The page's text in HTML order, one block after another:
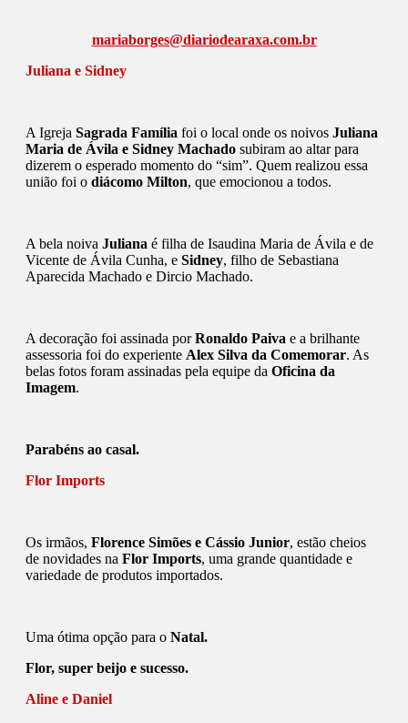
mariaborges@diariodearaxa.com.br
Juliana e Sidney
A Igreja Sagrada Família foi o local onde os noivos Juliana
Maria de Ávila e Sidney Machado subiram ao altar para
dizerem o esperado momento do “sim”. Quem realizou essa
união foi o diácomo Milton, que emocionou a todos.
A bela noiva Juliana é filha de Isaudina Maria de Ávila e de
Vicente de Ávila Cunha, e Sidney, filho de Sebastiana
Aparecida Machado e Dircio Machado.
A decoração foi assinada porRonaldo Paiva e a brilhante
assessoria foi do experiente Alex Silva da Comemorar. As
belas fotos foram assinadas pela equipe da Oficina da
Imagem.
Parabéns ao casal.
Flor Imports
Os irmãos, Florence Simões e Cássio Junior, estão cheios
de novidades na Flor Imports, uma grande quantidade e
variedade de produtos importados.
Uma ótima opção para o Natal.
Flor, super beijo e sucesso.
Aline e Daniel